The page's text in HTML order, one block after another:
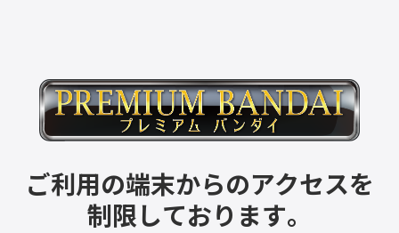
ご利用の端末からのアクセスを
制限しております。